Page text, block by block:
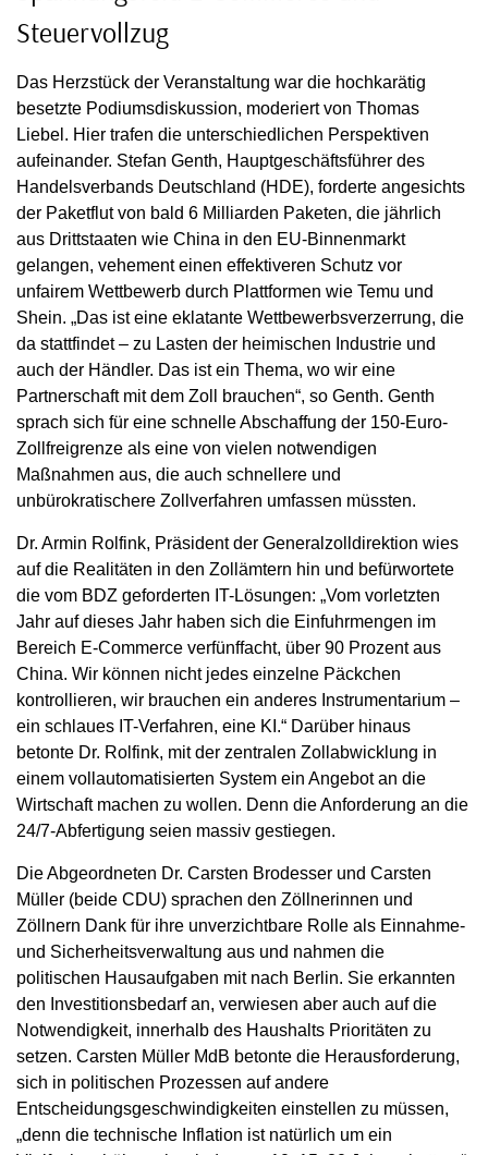
Steuervollzug
Das Herzstück der Veranstaltung war die hochkarätig
besetzte Podiumsdiskussion, moderiert von Thomas
Liebel. Hier trafen die unterschiedlichen Perspektiven
aufeinander. Stefan Genth, Hauptgeschäftsführer des
Handelsverbands Deutschland (HDE), forderte angesichts
der Paketflut von bald 6 Milliarden Paketen, die jährlich
aus Drittstaaten wie China in den EU-Binnenmarkt
gelangen, vehement einen effektiveren Schutz vor
unfairem Wettbewerb durch Plattformen wie Temu und
Shein. „Das ist eine eklatante Wettbewerbsverzerrung, die
da stattfindet – zu Lasten der heimischen Industrie und
auch der Händler. Das ist ein Thema, wo wir eine
Partnerschaft mit dem Zoll brauchen“, so Genth. Genth
sprach sich für eine schnelle Abschaffung der 150-Euro-
Zollfreigrenze als eine von vielen notwendigen
Maßnahmen aus, die auch schnellere und
unbürokratischere Zollverfahren umfassen müssten.
Dr. Armin Rolfink, Präsident der Generalzolldirektion wies
auf die Realitäten in den Zollämtern hin und befürwortete
die vom BDZ geforderten IT-Lösungen: „Vom vorletzten
Jahr auf dieses Jahr haben sich die Einfuhrmengen im
Bereich E-Commerce verfünffacht, über 90 Prozent aus
China. Wir können nicht jedes einzelne Päckchen
kontrollieren, wir brauchen ein anderes Instrumentarium –
ein schlaues IT-Verfahren, eine KI.“ Darüber hinaus
betonte Dr. Rolfink, mit der zentralen Zollabwicklung in
einem vollautomatisierten System ein Angebot an die
Wirtschaft machen zu wollen. Denn die Anforderung an die
24/7-Abfertigung seien massiv gestiegen.
Die Abgeordneten Dr. Carsten Brodesser und Carsten
Müller (beide CDU) sprachen den Zöllnerinnen und
Zöllnern Dank für ihre unverzichtbare Rolle als Einnahme-
und Sicherheitsverwaltung aus und nahmen die
politischen Hausaufgaben mit nach Berlin. Sie erkannten
den Investitionsbedarf an, verwiesen aber auch auf die
Notwendigkeit, innerhalb des Haushalts Prioritäten zu
setzen. Carsten Müller MdB betonte die Herausforderung,
sich in politischen Prozessen auf andere
Entscheidungsgeschwindigkeiten einstellen zu müssen,
„denn die technische Inflation ist natürlich um ein